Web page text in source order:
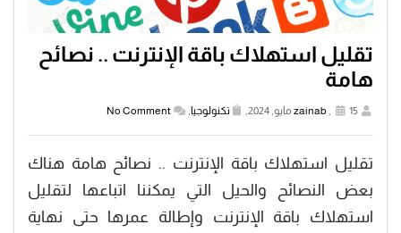
تقليل استهلاك باقة الإنترنت .. نصائح
هامة
zainab, 15 مايو, 2024, تكنولوجيا,
No Comment
تقليل استهلاك باقة الإنترنت .. نصائح هامة هناك
بعض النصائح والحيل التي يمكننا اتباعها لتقليل
استهلاك باقة الإنترنت وإطالة عمرها حتى نهاية